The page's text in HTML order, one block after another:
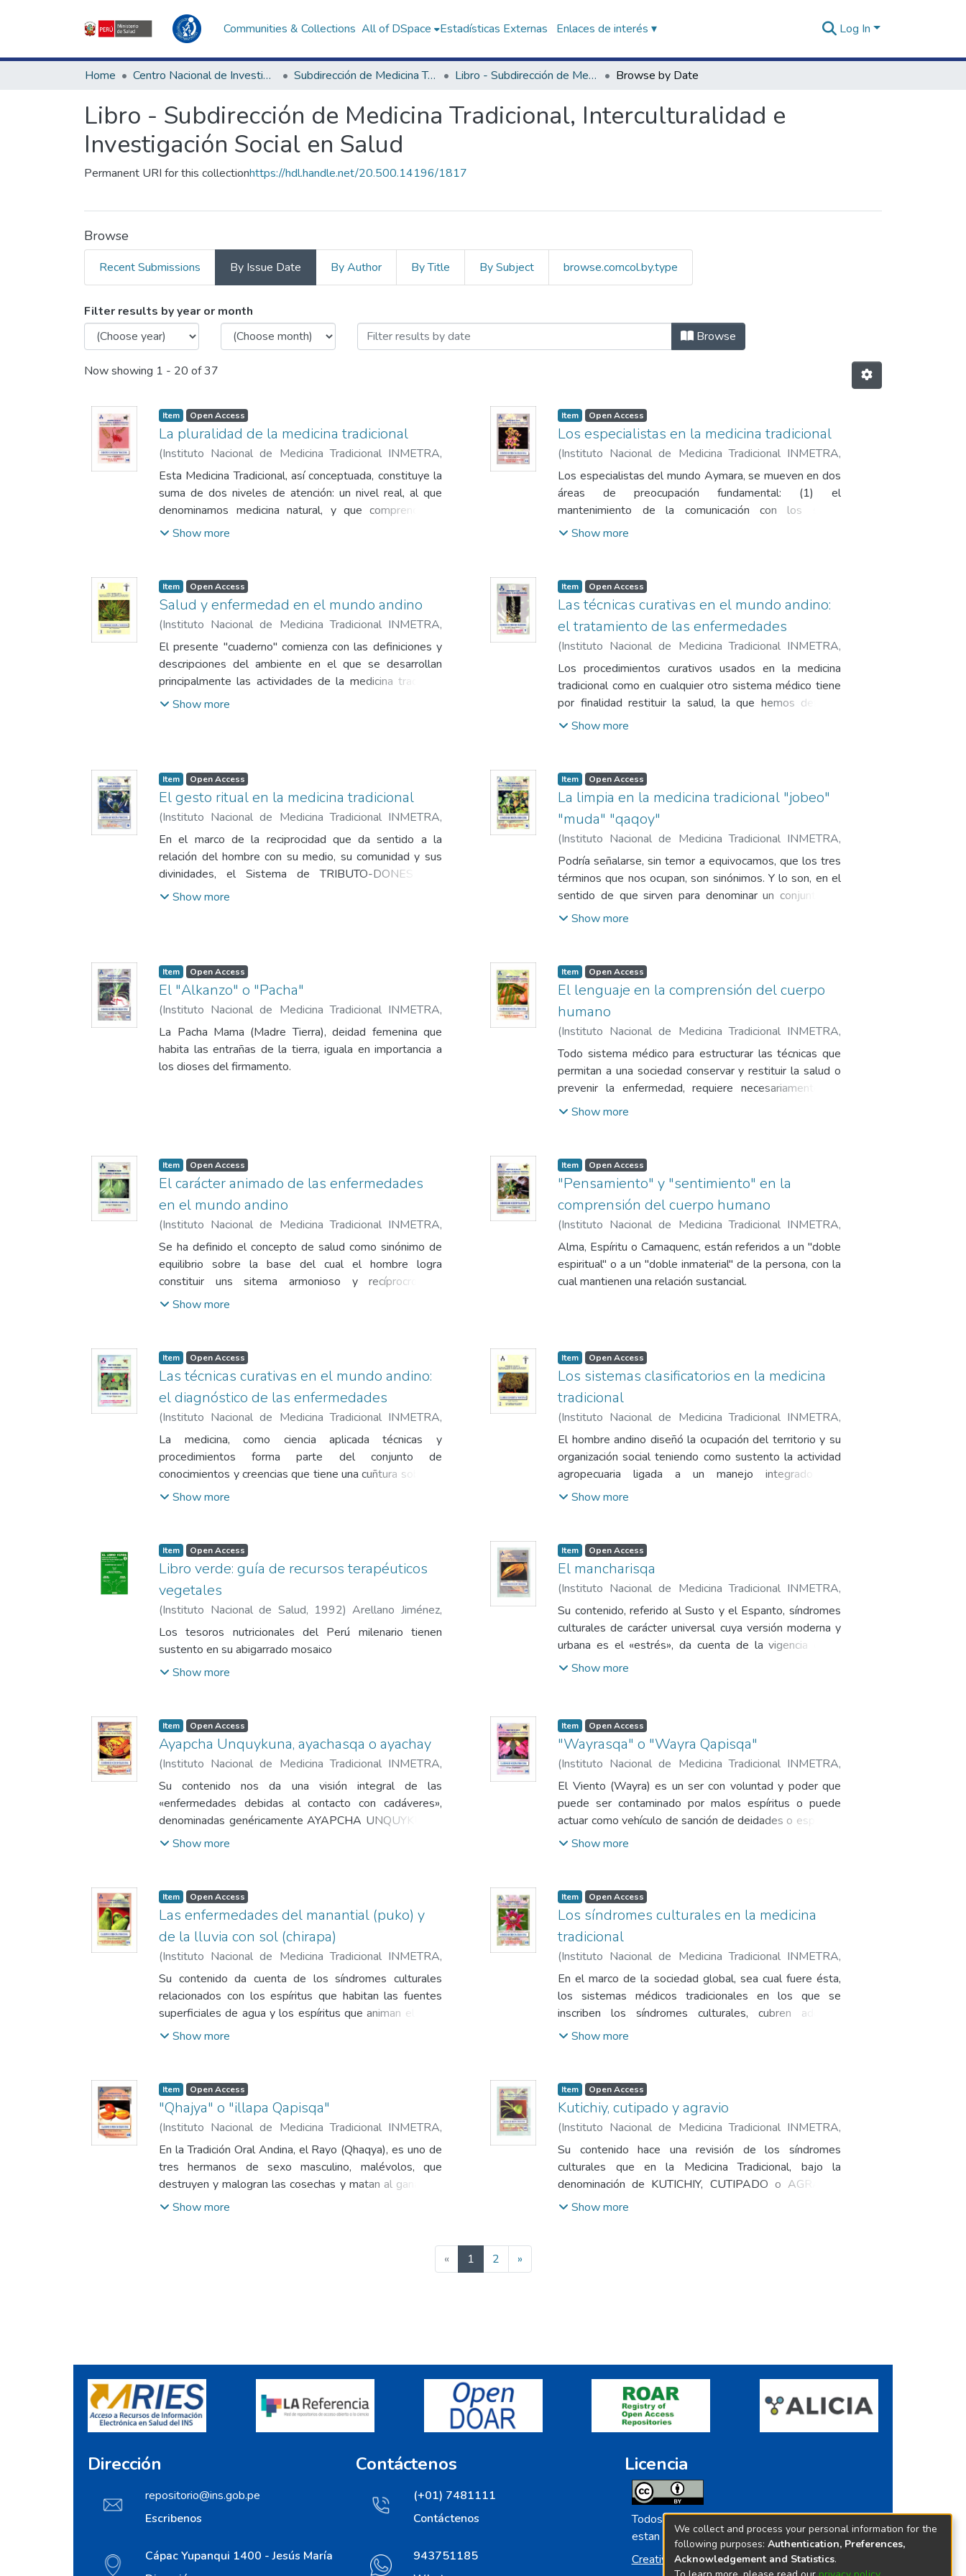
Communities & Collections All of DSpace Estadísticas Externas Enlaces de interés ▾ Log In
Home Centro Nacional de Investigación Social e Interculturalidad en Salud Subdirección de Medicina Tradicional, Interculturalidad e Investigación Social en Salud Libro - Subdirección de Medicina Tradicional, Interculturalidad e Investigación Social en Salud Browse by Date
Libro - Subdirección de Medicina Tradicional, Interculturalidad e
Investigación Social en Salud
Permanent URI for this collectionhttps://hdl.handle.net/20.500.14196/1817
Browse
Recent Submissions By Issue Date By Author By Title By Subject browse.comcol.by.type
Browsing Libro - Subdirección de Medicina Tradicional, Interculturalidad e
Filter results by year or month
Browse
Now showing 1 - 20 of 37
Item Open Access
La pluralidad de la medicina tradicional
(Instituto Nacional de Medicina Tradicional INMETRA,
1980)Delgado Súmar, Hugo Efraín
Esta Medicina Tradicional, así conceptuada, constituye la
suma de dos niveles de atención: un nivel real, al que
denominamos medicina natural, y que comprende la
utilización de recursos curativos, igualmente naturales
comprende un conjunto de prácticas rituales.
Show more
Item Open Access
Los especialistas en la medicina tradicional
(Instituto Nacional de Medicina Tradicional INMETRA,
1980)Delgado Súmar, Hugo Efraín
Los especialistas del mundo Aymara, se mueven en dos
áreas de preocupación fundamental: (1) el
mantenimiento de la comunicación con los seres
sobrenaturales que controlan el mundo y (2) la solución
Show more
Item Open Access
Salud y enfermedad en el mundo andino
(Instituto Nacional de Medicina Tradicional INMETRA,
1980)Delgado Súmar, Hugo Efraín
El presente "cuaderno" comienza con las definiciones y
descripciones del ambiente en el que se desarrollan
principalmente las actividades de la medicina tradicinal
peruana.
Show more
Item Open Access
Las técnicas curativas en el mundo andino:
el tratamiento de las enfermedades
(Instituto Nacional de Medicina Tradicional INMETRA,
1980)Delgado Súmar, Hugo Efraín
Los procedimientos curativos usados en la medicina
tradicional como en cualquier otro sistema médico tiene
por finalidad restituir la salud, la que hemos definido
como un estado armónico de equilibrio.
Show more
Item Open Access
El gesto ritual en la medicina tradicional
(Instituto Nacional de Medicina Tradicional INMETRA,
1980 Delgado Súmar, Hugo Efraín
En el marco de la reciprocidad que da sentido a la
relación del hombre con su medio, su comunidad y sus
divinidades, el Sistema de TRIBUTO-DONES que
caracteriza la relación HOMBRE DIVINIDADES, tiene su
Show more
Item Open Access
La limpia en la medicina tradicional "jobeo"
"muda" "qaqoy"
(Instituto Nacional de Medicina Tradicional INMETRA,
1980) Delgado Súmar, Hugo Efraín
Podría señalarse, sin temor a equivocamos, que los tres
términos que nos ocupan, son sinónimos. Y lo son, en el
sentido de que sirven para denominar un conjunto de
prácticas de diagnóstico y curación, que básicamente se
Show more
Item Open Access
El "Alkanzo" o "Pacha"
(Instituto Nacional de Medicina Tradicional INMETRA,
1981)Delgado Súmar, Hugo Efraín
La Pacha Mama (Madre Tierra), deidad femenina que
habita las entrañas de la tierra, iguala en importancia a
los dioses del firmamento.
Item Open Access
El lenguaje en la comprensión del cuerpo
humano
(Instituto Nacional de Medicina Tradicional INMETRA,
1982 )Delgado Súmar, Hugo Efraín
Todo sistema médico para estructurar las técnicas que
permitan a una sociedad conservar y restituir la salud o
prevenir la enfermedad, requiere necesariamente de
conociminetos y creencias que sólo pueden ser
Show more
Item Open Access
El carácter animado de las enfermedades
en el mundo andino
(Instituto Nacional de Medicina Tradicional INMETRA,
1982 )Delgado Súmar, Hugo Efraín
Se ha definido el concepto de salud como sinónimo de
equilibrio sobre la base del cual el hombre logra
constituir uns sitema armonioso y recíprocro de
relaciones con la naturaleza, el grupo social y las
Show more
Item Open Access
"Pensamiento" y "sentimiento" en la
comprensión del cuerpo humano
(Instituto Nacional de Medicina Tradicional INMETRA,
1985 )Delgado Súmar, Hugo Efraín
Alma, Espíritu o Camaquenc, están referidos a un "doble
espiritual" o a un "doble inmaterial" de la persona, con la
cual mantienen una relación sustancial.
Item Open Access
Las técnicas curativas en el mundo andino:
el diagnóstico de las enfermedades
(Instituto Nacional de Medicina Tradicional INMETRA,
1987)Delgado Súmar, Hugo Efraín
La medicina, como ciencia aplicada técnicas y
procedimientos forma parte del conjunto de
conocimientos y creencias que tiene una cuñtura sobre el
cuerpo humano y los agentes y causas de las
Show more
Item Open Access
Los sistemas clasificatorios en la medicina
tradicional
(Instituto Nacional de Medicina Tradicional INMETRA,
1991)Delgado Súmar, Hugo Efraín
El hombre andino diseñó la ocupación del territorio y su
organización social teniendo como sustento la actividad
agropecuaria ligada a un manejo integrado del
ecosistema.
Show more
Item Open Access
Libro verde: guía de recursos terapéuticos
vegetales
(Instituto Nacional de Salud, 1992)Arellano Jiménez,
Pedro Tomas
Los tesoros nutricionales del Perú milenario tienen
sustento en su abigarrado mosaico
Show more
Item Open Access
El mancharisqa
(Instituto Nacional de Medicina Tradicional INMETRA,
1993)Delgado Súmar, Hugo Efraín
Su contenido, referido al Susto y el Espanto, síndromes
culturales de carácter universal cuya versión moderna y
urbana es el «estrés», da cuenta de la vigencia de la
noción «huida del alma» en las distintas áreas de
Show more
Item Open Access
Ayapcha Unquykuna, ayachasqa o ayachay
(Instituto Nacional de Medicina Tradicional INMETRA,
1993)Delgado Súmar, Hugo Efraín
Su contenido nos da una visión integral de las
«enfermedades debidas al contacto con cadáveres»,
denominadas genéricamente AYAPCHA UNQUYKUNA,
AYACHASQA o AYACHAY, y que integra las provocadas
AYATULLU y QAYQA, respectivamente.
Show more
Item Open Access
"Wayrasqa" o "Wayra Qapisqa"
(Instituto Nacional de Medicina Tradicional INMETRA,
1993)Delgado Súmar, Hugo Efraín
El Viento (Wayra) es un ser con voluntad y poder que
puede ser contaminado por malos espíritus o puede
actuar como vehículo de sanción de deidades o espíritus;
en ambos casos suele asumir el nombre del elemento al
Show more
Item Open Access
Las enfermedades del manantial (puko) y
de la lluvia con sol (chirapa)
(Instituto Nacional de Medicina Tradicional INMETRA,
1993)Delgado Súmar, Hugo Efraín
Su contenido da cuenta de los síndromes culturales
relacionados con los espíritus que habitan las fuentes
superficiales de agua y los espíritus que animan el Arco
Iris y la Luna, en una unidad temática que se sustenta en
Tradicional peruana.
Show more
Item Open Access
Los síndromes culturales en la medicina
tradicional
(Instituto Nacional de Medicina Tradicional INMETRA,
1993 )Delgado Súmar, Hugo Efraín
En el marco de la sociedad global, sea cual fuere ésta,
los sistemas médicos tradicionales en los que se
inscriben los síndromes culturales, cubren además
necesidades de identidad y participación.
Show more
Item Open Access
"Qhajya" o "illapa Qapisqa"
(Instituto Nacional de Medicina Tradicional INMETRA,
1993)Delgado Súmar, Hugo Efraín
En la Tradición Oral Andina, el Rayo (Qhaqya), es uno de
tres hermanos de sexo masculino, malévolos, que
destruyen y malogran las cosechas y matan al ganado y
al hombre; los otros dos son el Granizo (Chijchi) y la
Show more
Item Open Access
Kutichiy, cutipado y agravio
(Instituto Nacional de Medicina Tradicional INMETRA,
1993)Delgado Súmar, Hugo Efraín
Su contenido hace una revisión de los síndromes
culturales que en la Medicina Tradicional, bajo la
denominación de KUTICHIY, CUTIPADO o AGRAVIO,
implican «restituir, devolver, contestar, o replicar» algo a
Show more
« 1(current)
2 »
Dirección
repositorio@ins.gob.pe
Escribenos
Cápac Yupanqui 1400 - Jesús María
Contáctenos
(+01) 7481111
Contáctenos
943751185
Licencia
Todos los contenidos de repositorio.ins.gob.pe
estan licenciados bajo
Creative Commoms License
We collect and process your personal information for the
following purposes: Authentication, Preferences,
Acknowledgement and Statistics.